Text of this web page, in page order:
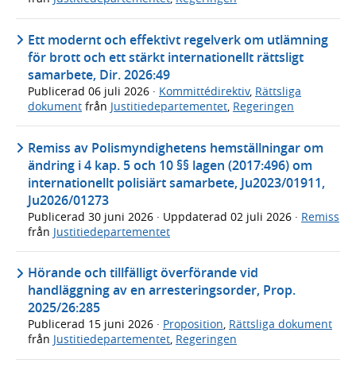
Ett modernt och effektivt regelverk om utlämning
för brott och ett stärkt internationellt rättsligt
samarbete, Dir. 2026:49
Publicerad 06 juli 2026 · Kommittédirektiv, Rättsliga
dokument från Justitiedepartementet, Regeringen
Remiss av Polismyndighetens hemställningar om
ändring i 4 kap. 5 och 10 §§ lagen (2017:496) om
internationellt polisiärt samarbete, Ju2023/01911,
Ju2026/01273
Publicerad 30 juni 2026 · Uppdaterad 02 juli 2026 · Remiss
från Justitiedepartementet
Hörande och tillfälligt överförande vid
handläggning av en arresteringsorder, Prop.
2025/26:285
Publicerad 15 juni 2026 · Proposition, Rättsliga dokument
från Justitiedepartementet, Regeringen